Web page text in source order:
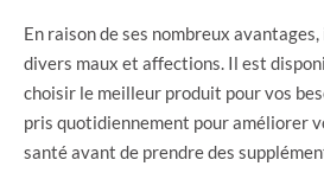
En raison de ses nombreux
divers maux et affections. Il est
choisir le meilleur produit pour vos
pris quotidiennement pour améliorer
santé avant de prendre des